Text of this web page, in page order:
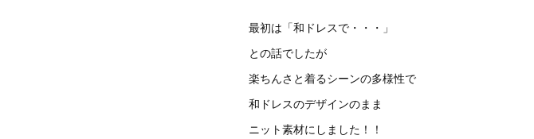
最初は「和ドレスで・・・」
との話でしたが
楽ちんさと着るシーンの多様性で
和ドレスのデザインのまま
ニット素材にしました！！